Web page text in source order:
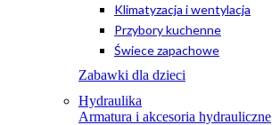
Klimatyzacja i wentylacja
Przybory kuchenne
Świece zapachowe
Zabawki dla dzieci
Hydraulika
Armatura i akcesoria hydrauliczne